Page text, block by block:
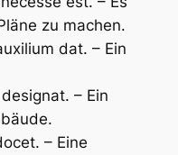
zu machen.
dat. – Ein
– Ein
– Eine